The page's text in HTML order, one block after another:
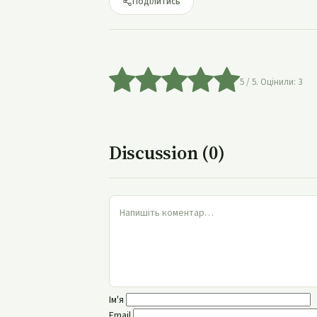
5/ 5. Оцінили: 3
Discussion (0)
Ім'я